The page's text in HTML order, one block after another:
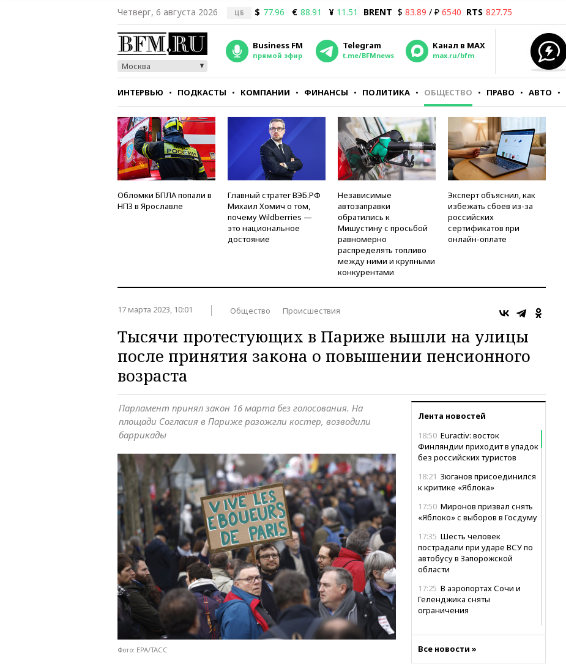
Четверг, 6 августа 2026 ЦБ $ 77.96 € 88.91 ¥ 11.51 BRENT $ 83.89 / ₽ 6540 RTS 827.75
Москва
Business FM
прямой эфир
Telegram
t.me/BFMnews
Канал в MAX
max.ru/bfm
ИНТЕРВЬЮ ПОДКАСТЫ КОМПАНИИ ФИНАНСЫ ПОЛИТИКА ОБЩЕСТВО ПРАВО АВТО
СТИЛЬ ТЕСТЫ
Обломки БПЛА попали в
НПЗ в Ярославле
Главный стратег ВЭБ.РФ
Михаил Хомич о том,
почему Wildberries —
это национальное
достояние
Независимые
автозаправки
обратились к
Мишустину с просьбой
равномерно
распределять топливо
между ними и крупными
конкурентами
Эксперт объяснил, как
избежать сбоев из-за
российских
сертификатов при
онлайн-оплате
17 марта 2023, 10:01 Общество Происшествия
Тысячи протестующих в Париже вышли на улицы
после принятия закона о повышении пенсионного
возраста
Лента новостей
18:50 Euractiv: восток
Финляндии приходит в упадок
без российских туристов
18:21 Зюганов присоединился
к критике «Яблока»
17:50 Миронов призвал снять
«Яблоко» с выборов в Госдуму
17:35 Шесть человек
пострадали при ударе ВСУ по
автобусу в Запорожской
области
17:25 В аэропортах Сочи и
Геленджика сняты
ограничения
склады Wildberries бизнесу
Все новости »
Парламент принял закон 16 марта без голосования. На
площади Согласия в Париже разожгли костер, возводили
баррикады
Фото: EPA/ТАСС